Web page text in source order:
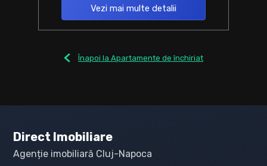
Vezi mai multe detalii
Înapoi la Apartamente de închiriat
Direct Imobiliare
Agenție imobiliară Cluj-Napoca